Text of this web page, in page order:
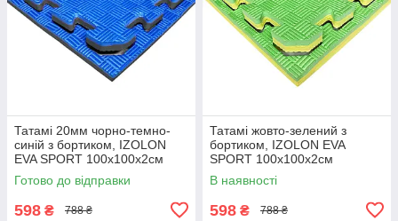
Татамі 20мм чорно-темно-
синій з бортиком, IZOLON
EVA SPORT 100х100х2см
Готово до відправки
598 ₴ 788 ₴
Татамі жовто-зелений з
бортиком, IZOLON EVA
SPORT 100х100х2см
В наявності
598 ₴ 788 ₴